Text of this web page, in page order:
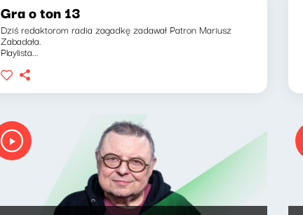
Gra o ton 13
Dziś redaktorom radia zagadkę zadawał Patron Mariusz
Zabadała.
Playlista...